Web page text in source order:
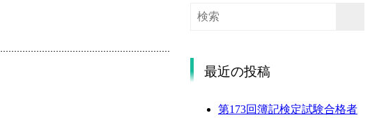
最近の投稿
第173回簿記検定試験合格者